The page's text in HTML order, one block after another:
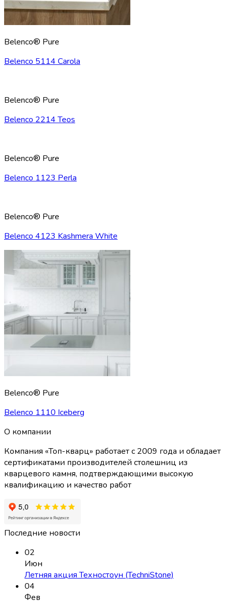
Belenco® Pure
Belenco 5114 Carola
Belenco® Pure
Belenco 2214 Teos
Belenco® Pure
Belenco 1123 Perla
Belenco® Pure
Belenco 4123 Kashmera White
Belenco® Pure
Belenco 1110 Iceberg
О компании
Компания «Топ-кварц» работает с 2009 года и обладает
сертификатами производителей столешниц из
кварцевого камня, подтверждающими высокую
квалификацию и качество работ
Последние новости
02
Июн
Летняя акция Техностоун (TechniStone)
04
Фев